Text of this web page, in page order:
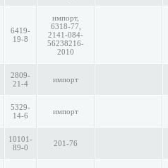
6419-
19-8
импорт,
6318-77,
2141-084-
56238216-
2010
2809-
21-4
импорт
5329-
14-6
импорт
10101-
89-0
201-76